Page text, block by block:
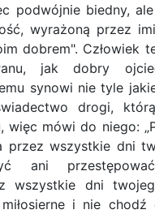
podwójnie biedny,
wyrażoną przez
dobrem". Człowiek
jak dobry
synowi nie tyle
drogi,
więc mówi do niego:
przez wszystkie dni
ani
wszystkie dni
i nie chodź